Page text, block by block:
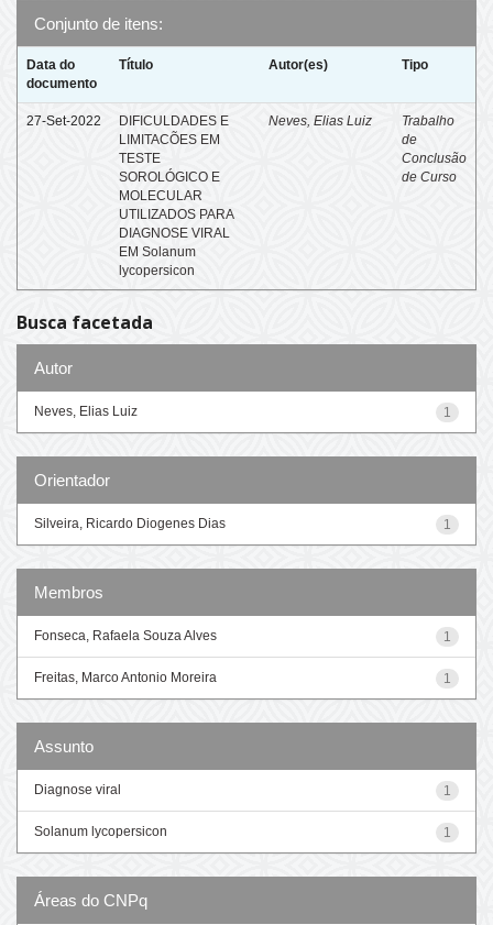
Conjunto de itens:
Data do
documento
Título Autor(es) Tipo
27-Set-2022
DIFICULDADES E
LIMITACÕES EM
TESTE
SOROLÓGICO E
MOLECULAR
UTILIZADOS PARA
DIAGNOSE VIRAL
EM Solanum
lycopersicon
Neves, Elias Luiz
Trabalho
de
Conclusão
de Curso
Busca facetada
Autor
1
Neves, Elias Luiz
Orientador
1
Silveira, Ricardo Diogenes Dias
Membros
1
Fonseca, Rafaela Souza Alves
1
Freitas, Marco Antonio Moreira
Assunto
1
Diagnose viral
1
Solanum lycopersicon
Áreas do CNPq